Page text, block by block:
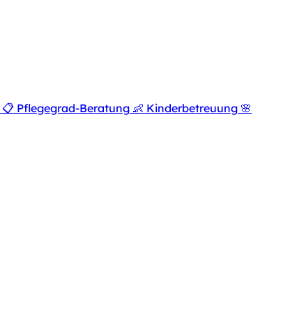
📋 Pflegegrad-Beratung 👶 Kinderbetreuung 🌸